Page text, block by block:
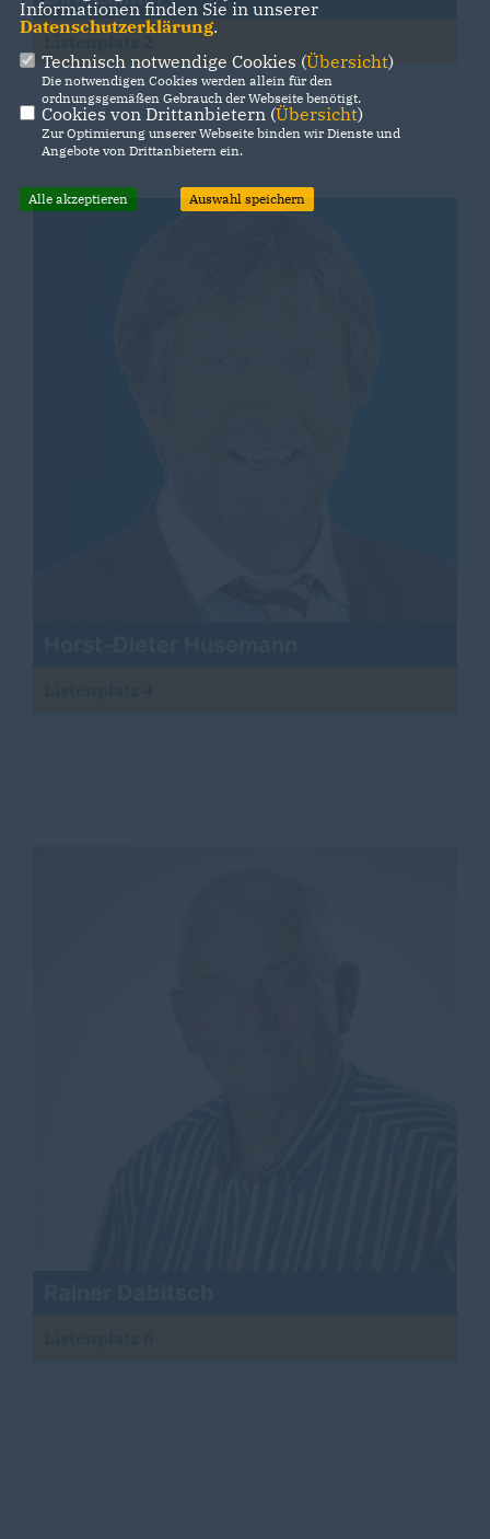
Informationen finden Sie in unserer
Datenschutzerklärung.
Technisch notwendige Cookies (Übersicht)
Die notwendigen Cookies werden allein für den
ordnungsgemäßen Gebrauch der Webseite benötigt.
Cookies von Drittanbietern (Übersicht)
Zur Optimierung unserer Webseite binden wir Dienste und
Angebote von Drittanbietern ein.
Alle akzeptieren Auswahl speichern